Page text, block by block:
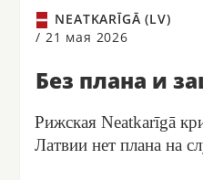
NEATKARĪGĀ (LV)
/ 21 мая 2026
Без плана и
Рижская Neatkarīgā
Латвии нет плана на